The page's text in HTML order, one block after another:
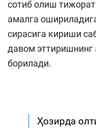
сотиб олиш
амалга
сирасига кириши
давом эттиришнинг
борилади.
Ҳозирда